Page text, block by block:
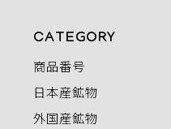
CATEGORY
商品番号
日本産鉱物
外国産鉱物